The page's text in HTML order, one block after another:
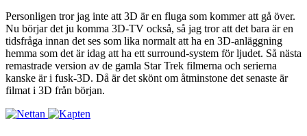
Personligen tror jag inte att 3D är en fluga som kommer att gå över.
Nu börjar det ju komma 3D-TV också, så jag tror att det bara är en
tidsfråga innan det ses som lika normalt att ha en 3D-anläggning
hemma som det är idag att ha ett surround-system för ljudet. Så nästa
remastrade version av de gamla Star Trek filmerna och serierna
kanske är i fusk-3D. Då är det skönt om åtminstone det senaste är
filmat i 3D från början.